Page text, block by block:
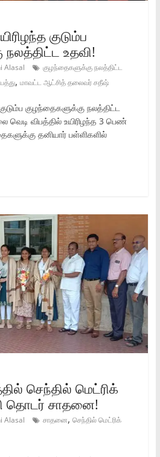
குடும்ப
உதவி!
Alasal
குழந்தைகளுக்கு நலத்திட்ட
, மாவட்ட ஆட்சித் தலைவர் சதீஷ்
குழந்தைகளுக்கு நலத்திட்ட
வெடி விபத்தில் உயிரிழந்த 3 பெண்
தனியார் பள்ளிகளில்
செந்தில் மெட்ரிக்
தொடர் சாதனை!
Alasal சாதனை, செந்தில் மெட்ரிக்